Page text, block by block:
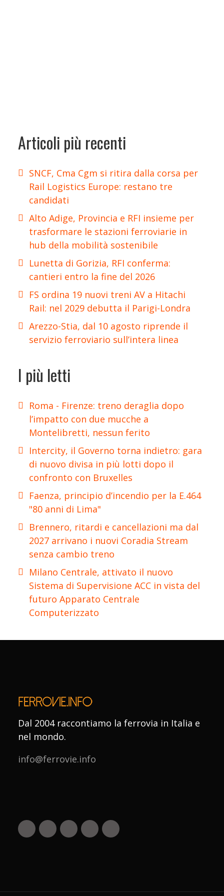
Articoli più recenti
SNCF, Cma Cgm si ritira dalla corsa per
Rail Logistics Europe: restano tre
candidati
Alto Adige, Provincia e RFI insieme per
trasformare le stazioni ferroviarie in
hub della mobilità sostenibile
Lunetta di Gorizia, RFI conferma:
cantieri entro la fine del 2026
FS ordina 19 nuovi treni AV a Hitachi
Rail: nel 2029 debutta il Parigi-Londra
Arezzo-Stia, dal 10 agosto riprende il
servizio ferroviario sull’intera linea
I più letti
Roma - Firenze: treno deraglia dopo
l’impatto con due mucche a
Montelibretti, nessun ferito
Intercity, il Governo torna indietro: gara
di nuovo divisa in più lotti dopo il
confronto con Bruxelles
Faenza, principio d’incendio per la E.464
"80 anni di Lima"
Brennero, ritardi e cancellazioni ma dal
2027 arrivano i nuovi Coradia Stream
senza cambio treno
Milano Centrale, attivato il nuovo
Sistema di Supervisione ACC in vista del
futuro Apparato Centrale
Computerizzato
Dal 2004 raccontiamo la ferrovia in Italia e
nel mondo.
info@ferrovie.info